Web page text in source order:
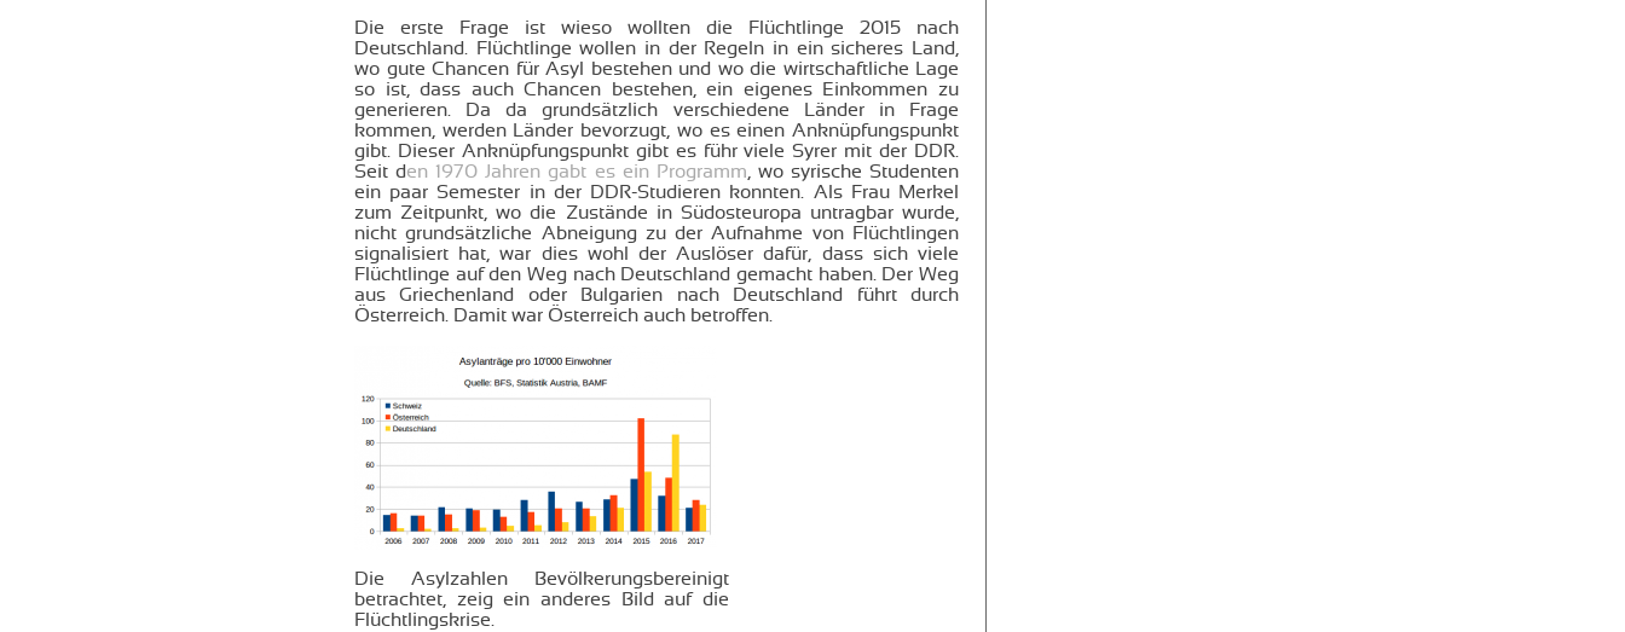
Die erste Frage ist wieso wollten die Flüchtlinge 2015 nach
Deutschland. Flüchtlinge wollen in der Regeln in ein sicheres Land,
wo gute Chancen für Asyl bestehen und wo die wirtschaftliche Lage
so ist, dass auch Chancen bestehen, ein eigenes Einkommen zu
generieren. Da da grundsätzlich verschiedene Länder in Frage
kommen, werden Länder bevorzugt, wo es einen Anknüpfungspunkt
gibt. Dieser Anknüpfungspunkt gibt es führ viele Syrer mit der DDR.
Seit den 1970 Jahren gabt es ein Programm, wo syrische Studenten
ein paar Semester in der DDR-Studieren konnten. Als Frau Merkel
zum Zeitpunkt, wo die Zustände in Südosteuropa untragbar wurde,
nicht grundsätzliche Abneigung zu der Aufnahme von Flüchtlingen
signalisiert hat, war dies wohl der Auslöser dafür, dass sich viele
Flüchtlinge auf den Weg nach Deutschland gemacht haben. Der Weg
aus Griechenland oder Bulgarien nach Deutschland führt durch
Österreich. Damit war Österreich auch betroffen.
Die Asylzahlen Bevölkerungsbereinigt
betrachtet, zeig ein anderes Bild auf die
Flüchtlingskrise.